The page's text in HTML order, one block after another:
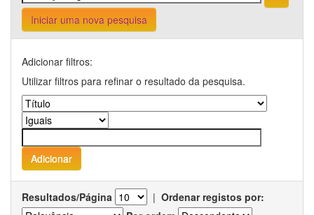
Iniciar uma nova pesquisa
Adicionar filtros:
Utilizar filtros para refinar o resultado da pesquisa.
Resultados/Página | Ordenar registos por: